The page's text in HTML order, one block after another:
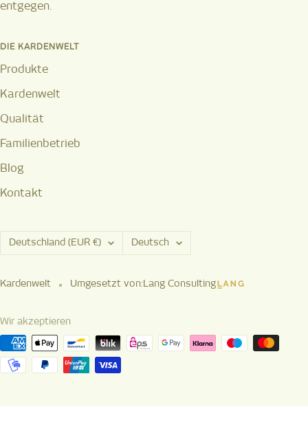
entgegen.
DIE KARDENWELT
Produkte
Kardenwelt
Qualität
Familienbetrieb
Blog
Kontakt
Land/Region
Deutschland (EUR €) Sprache
Deutsch
Kardenwelt Umgesetzt von:Lang Consulting
Wir akzeptieren